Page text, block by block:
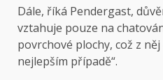
Dále, říká Pendergast,
vztahuje pouze na
povrchové plochy, což z
nejlepším případě“.